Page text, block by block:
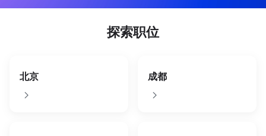
探索职位
北京 成都